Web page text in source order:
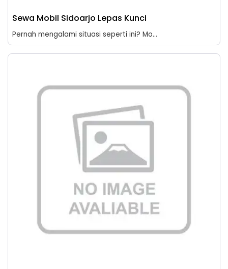
Sewa Mobil Sidoarjo Lepas Kunci
Pernah mengalami situasi seperti ini? Mo...